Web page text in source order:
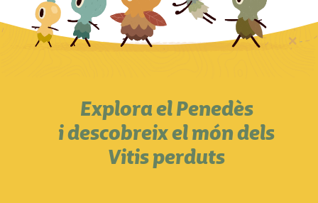
Explora el Penedès
i descobreix el món dels
Vitis perduts